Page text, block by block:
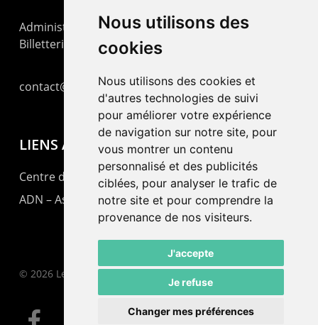
Nous utilisons des
cookies
Nous utilisons des cookies et
d'autres technologies de suivi
pour améliorer votre expérience
de navigation sur notre site, pour
vous montrer un contenu
personnalisé et des publicités
ciblées, pour analyser le trafic de
notre site et pour comprendre la
provenance de nos visiteurs.
J'accepte
Je refuse
Changer mes préférences
Administration : +41 32 725 03 03
Billetterie : +41 32 725 05 05
contact@lepommier.ch
LIENS AMIS
Centre de culture ABC
ADN – Association Danse Neuchâtel
© 2026 Le Pommier.
facebook email